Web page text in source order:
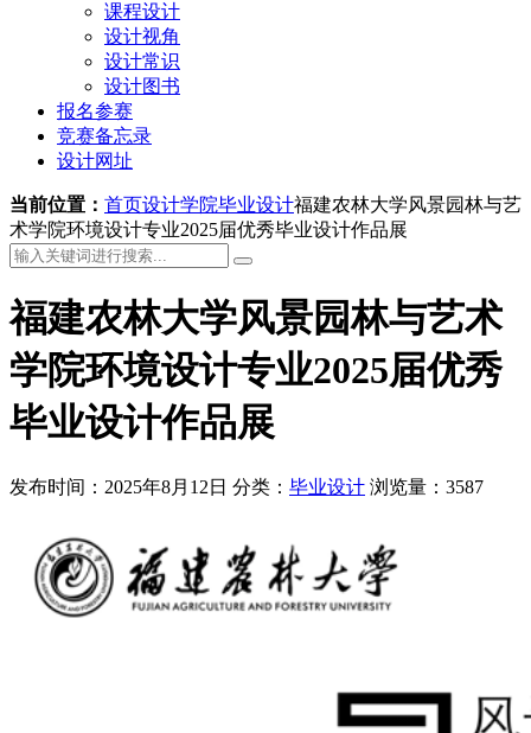
课程设计
设计视角
设计常识
设计图书
报名参赛
竞赛备忘录
设计网址
当前位置： 首页设计学院毕业设计福建农林大学风景园林与艺
术学院环境设计专业2025届优秀毕业设计作品展
福建农林大学风景园林与艺术
学院环境设计专业2025届优秀
毕业设计作品展
发布时间：2025年8月12日 分类： 毕业设计 浏览量：3587